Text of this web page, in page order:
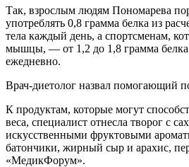
Так, взрослым людям Пономарева
употреблять 0,8 грамма белка из
тела каждый день, а спортсменам,
мышцы, — от 1,2 до 1,8 грамма
ежедневно.
Врач-диетолог назвал помогающий
К продуктам, которые могут
веса, специалист отнесла творог с
искусственными фруктовыми
батончики, жирный сыр и арахис,
«МедикФорум».